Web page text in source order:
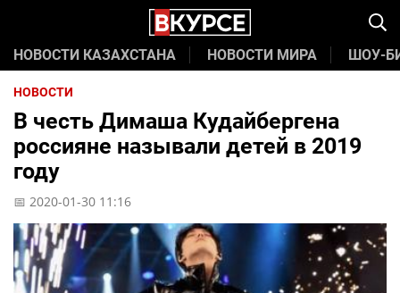
НОВОСТИ КАЗАХСТАНА НОВОСТИ МИРА ШОУ-
НОВОСТИ
В честь Димаша Кудайбергена
россияне называли детей в 2019
году
📅 2020-01-30 11:16